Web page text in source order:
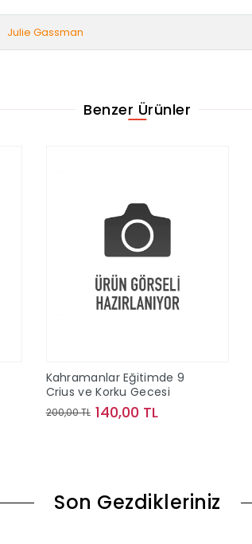
Julie Gassman
Benzer Ürünler
Kahramanlar Eğitimde 9
Crius ve Korku Gecesi
200,00 TL 140,00 TL
Son Gezdikleriniz